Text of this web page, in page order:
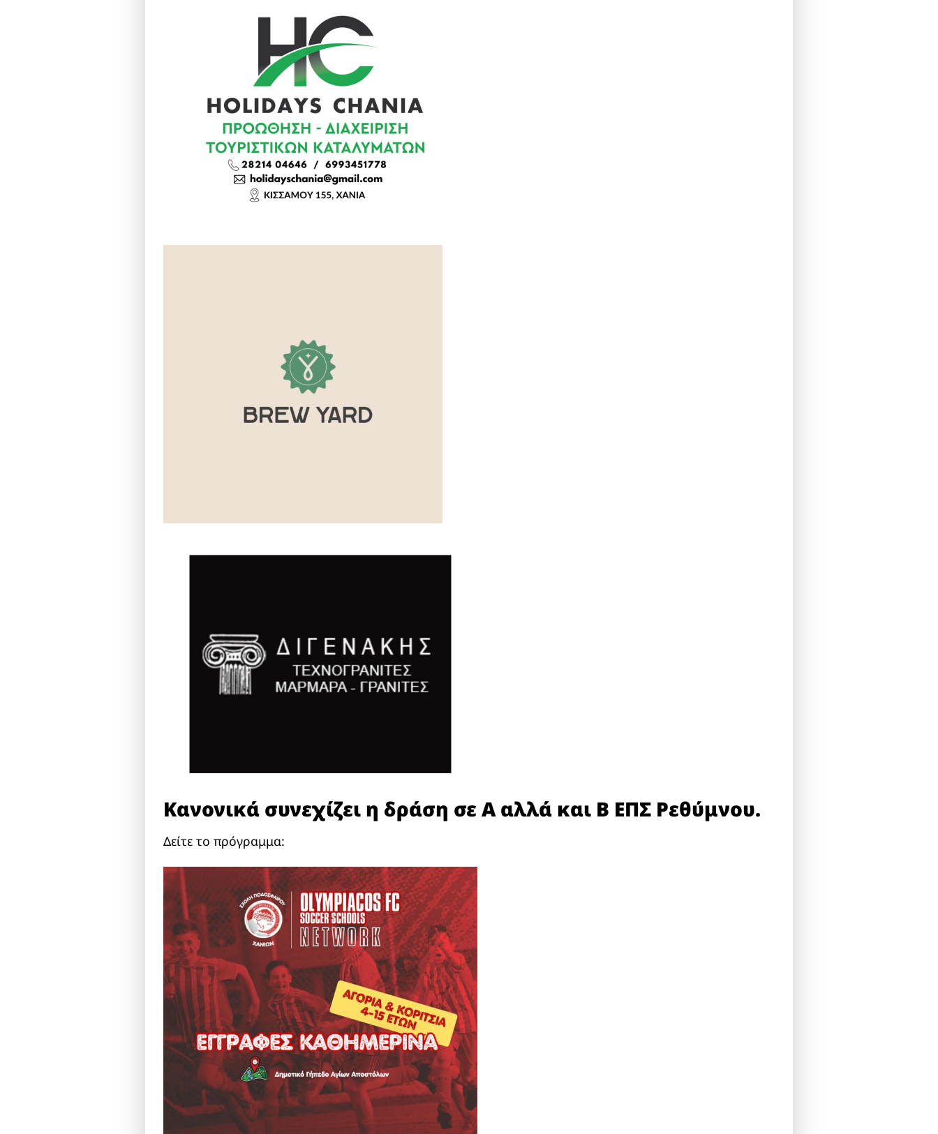
Κανονικά συνεχίζει η δράση σε Α αλλά και Β ΕΠΣ Ρεθύμνου.
Δείτε το πρόγραμμα: